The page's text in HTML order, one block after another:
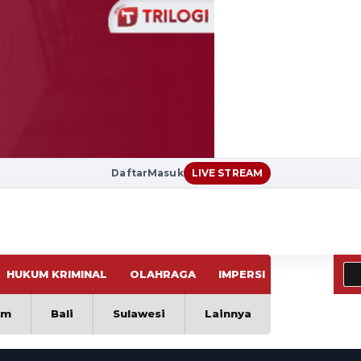
DaftarMasuk LIVE STREAM
HUKUM KRIMINAL OLAHRAGA IMPERSI
Bali Sulawesi Lainnya